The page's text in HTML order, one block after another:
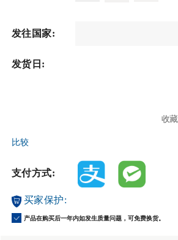
发往国家:
发货日:
收藏
比较
支付方式:
买家保护:
产品在购买后一年内如发生质量问题，可免费换货。